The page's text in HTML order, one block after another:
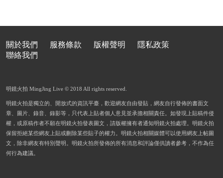
關於我們 服務條款 版權聲明
隱私政策
聯絡我們
明鏡火拍 MingJing Live © 2018 All rights reserved.
明鏡火拍是獨立的、開放式的資訊平臺，歡迎網友自由發貼，網友自行發佈的書面文
章、圖片、錄音、錄影等，只代表上貼者個人意見並承擔相關責任。如發現上貼稿件侵
權，或原稿作者不願在明鏡火拍發表圖文，請版權擁有者通知明鏡火拍處理。明鏡火拍
保留拒絕某些網友上貼或刪除某些貼子的權力。明鏡火拍相關媒體可以使用網友上帖圖
文，除非網友有特別聲明。明鏡火拍所發佈的所有消息和評論僅供讀者參考，不作為任
何行為建議。